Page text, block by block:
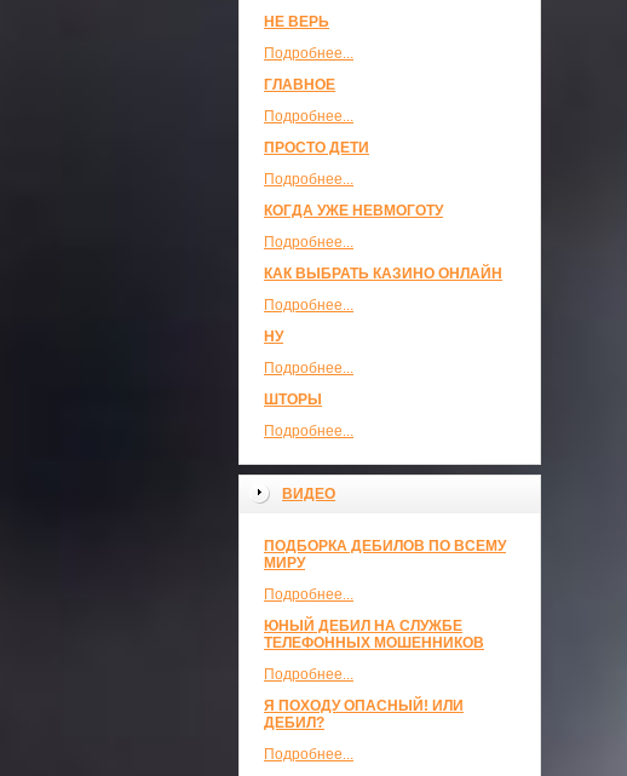
НЕ ВЕРЬ
Подробнее...
ГЛАВНОЕ
Подробнее...
ПРОСТО ДЕТИ
Подробнее...
КОГДА УЖЕ НЕВМОГОТУ
Подробнее...
КАК ВЫБРАТЬ КАЗИНО ОНЛАЙН
Подробнее...
НУ
Подробнее...
ШТОРЫ
Подробнее...
ВИДЕО
ПОДБОРКА ДЕБИЛОВ ПО ВСЕМУ
МИРУ
Подробнее...
ЮНЫЙ ДЕБИЛ НА СЛУЖБЕ
ТЕЛЕФОННЫХ МОШЕННИКОВ
Подробнее...
Я ПОХОДУ ОПАСНЫЙ! ИЛИ
ДЕБИЛ?
Подробнее...